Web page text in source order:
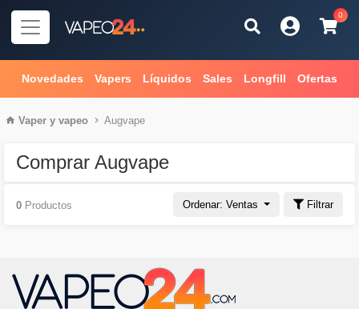
0
Novedades Vapers Líquidos Sales Longfill Ofertas
Vaper y vapeo Augvape
Comprar Augvape
Ordenar: Ventas Filtrar
0 Productos